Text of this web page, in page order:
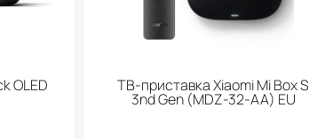
OLED ТВ-приставка Xiaomi Mi Box S
3nd Gen (МDZ-32-АА) EU